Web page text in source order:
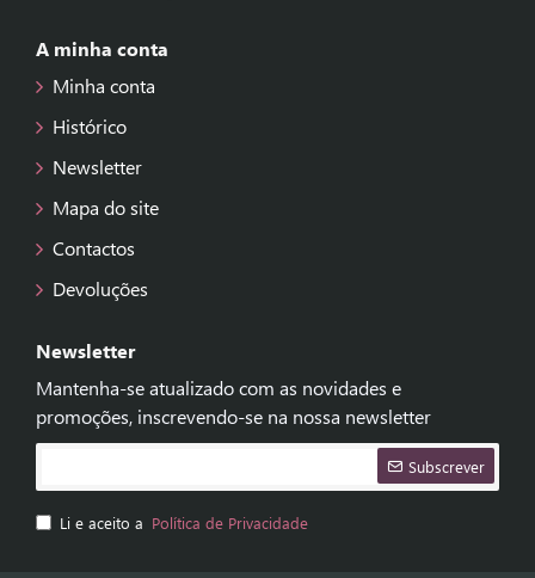
A minha conta
Minha conta
Histórico
Newsletter
Mapa do site
Contactos
Devoluções
Newsletter
Mantenha-se atualizado com as novidades e
promoções, inscrevendo-se na nossa newsletter
Subscrever
Li e aceito a Política de Privacidade